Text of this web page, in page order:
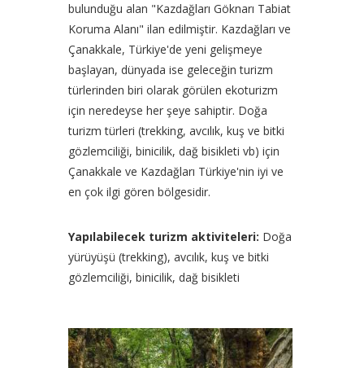
bulunduğu alan "Kazdağları Göknarı Tabiat
Koruma Alanı" ilan edilmiştir. Kazdağları ve
Çanakkale, Türkiye'de yeni gelişmeye
başlayan, dünyada ise geleceğin turizm
türlerinden biri olarak görülen ekoturizm
için neredeyse her şeye sahiptir. Doğa
turizm türleri (trekking, avcılık, kuş ve bitki
gözlemciliği, binicilik, dağ bisikleti vb) için
Çanakkale ve Kazdağları Türkiye'nin iyi ve
en çok ilgi gören bölgesidir.
Yapılabilecek turizm aktiviteleri: Doğa
yürüyüşü (trekking), avcılık, kuş ve bitki
gözlemciliği, binicilik, dağ bisikleti